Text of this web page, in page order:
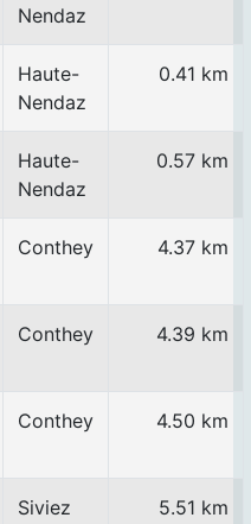
Nendaz
Haute-
Nendaz
0.41 km
Haute-
Nendaz
0.57 km
Conthey 4.37 km
Conthey 4.39 km
Conthey 4.50 km
Siviez 5.51 km